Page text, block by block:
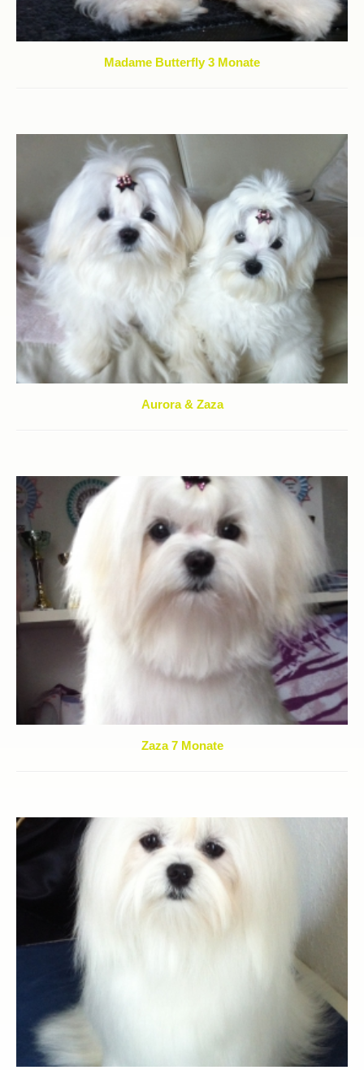
Madame Butterfly 3 Monate
Aurora & Zaza
Zaza 7 Monate